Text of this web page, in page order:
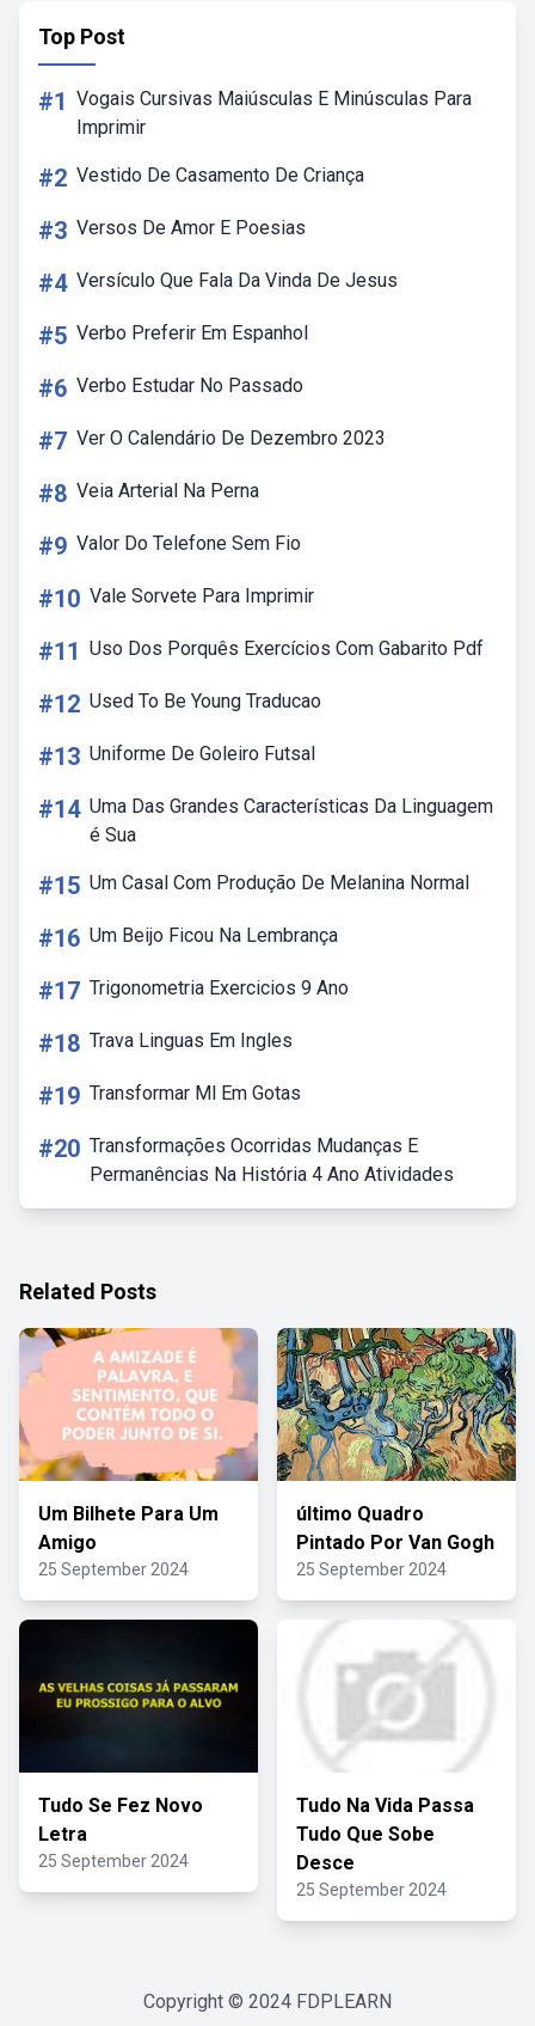
Top Post
#1 Vogais Cursivas Maiúsculas E Minúsculas Para
Imprimir
#2 Vestido De Casamento De Criança
#3 Versos De Amor E Poesias
#4 Versículo Que Fala Da Vinda De Jesus
#5 Verbo Preferir Em Espanhol
#6 Verbo Estudar No Passado
#7 Ver O Calendário De Dezembro 2023
#8 Veia Arterial Na Perna
#9 Valor Do Telefone Sem Fio
#10 Vale Sorvete Para Imprimir
#11 Uso Dos Porquês Exercícios Com Gabarito Pdf
#12 Used To Be Young Traducao
#13 Uniforme De Goleiro Futsal
#14 Uma Das Grandes Características Da Linguagem
é Sua
#15 Um Casal Com Produção De Melanina Normal
#16 Um Beijo Ficou Na Lembrança
#17 Trigonometria Exercicios 9 Ano
#18 Trava Linguas Em Ingles
#19 Transformar Ml Em Gotas
#20 Transformações Ocorridas Mudanças E
Permanências Na História 4 Ano Atividades
Related Posts
Um Bilhete Para Um
Amigo
25 September 2024
último Quadro
Pintado Por Van Gogh
25 September 2024
Tudo Se Fez Novo
Letra
25 September 2024
Tudo Na Vida Passa
Tudo Que Sobe
Desce
25 September 2024
Copyright © 2024 FDPLEARN